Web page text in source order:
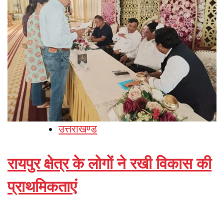
उत्तराखण्ड
रायपुर क्षेत्र के लोगों ने रखी विकास की
प्राथमिकताएं